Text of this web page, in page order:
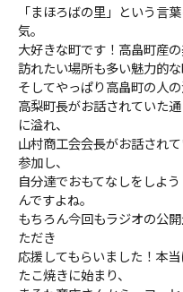
「まほろばの里」という言
気。
大好きな町です！高畠町産
訪れたい場所も多い魅力的な
そしてやっぱり高畠町の人の
高梨町長がお話されていた
に溢れ、
山村商工会会長がお話され
参加し、
自分達でおもてなしをしよ
んですよね。
もちろん今回もラジオの公
ただき
応援してもらいました！本
たこ焼きに始まり、